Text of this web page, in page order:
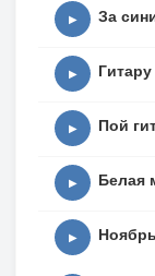
В пасти
Еле
Слать
Были
▶ За
▶
▶ Пой
▶ Белая
▶ Ноябрь